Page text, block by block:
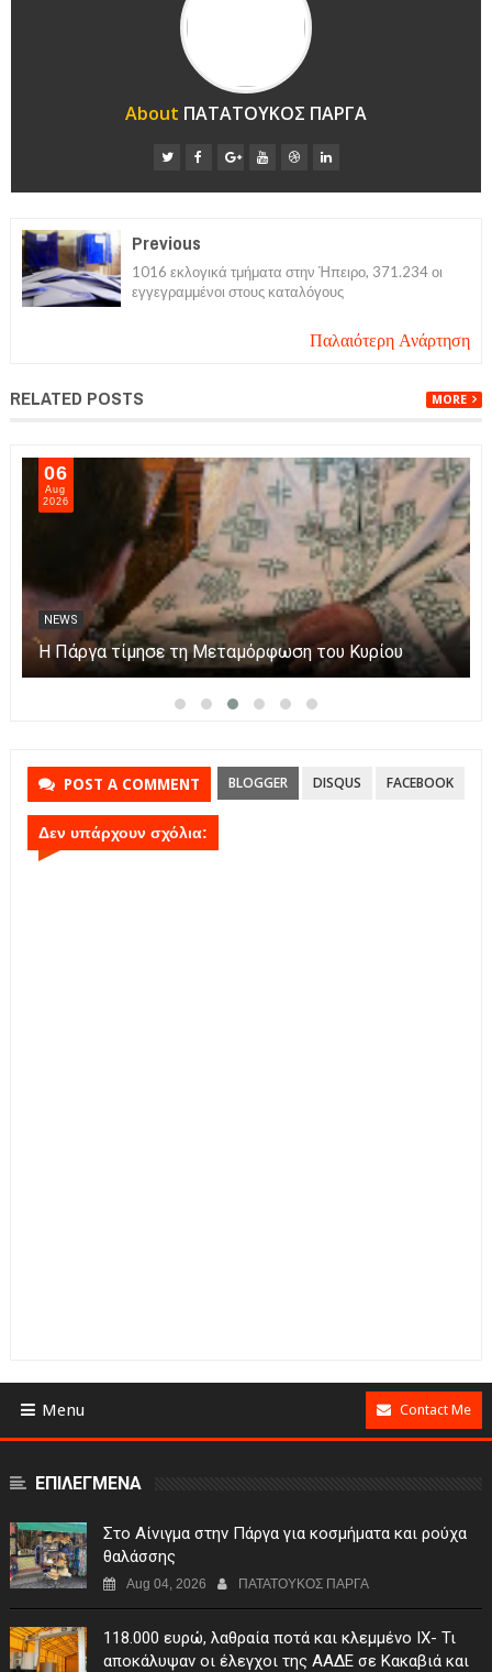
About ΠΑΤΑΤΟΥΚΟΣ ΠΑΡΓΑ
Previous
1016 εκλογικά τμήματα στην Ήπειρο, 371.234 οι
εγγεγραμμένοι στους καταλόγους
Παλαιότερη Ανάρτηση
RELATED POSTS MORE
06
Aug
2026
NEWS
Η Πάργα τίμησε τη Μεταμόρφωση του Κυρίου
POST A COMMENT BLOGGER DISQUS FACEBOOK
Δεν υπάρχουν σχόλια:
Menu Contact Me
ΕΠΙΛΕΓΜΕΝΑ
Στο Αίνιγμα στην Πάργα για κοσμήματα και ρούχα
θαλάσσης
Aug 04, 2026 ΠΑΤΑΤΟΥΚΟΣ ΠΑΡΓΑ
118.000 ευρώ, λαθραία ποτά και κλεμμένο ΙΧ- Τι
αποκάλυψαν οι έλεγχοι της ΑΑΔΕ σε Κακαβιά και